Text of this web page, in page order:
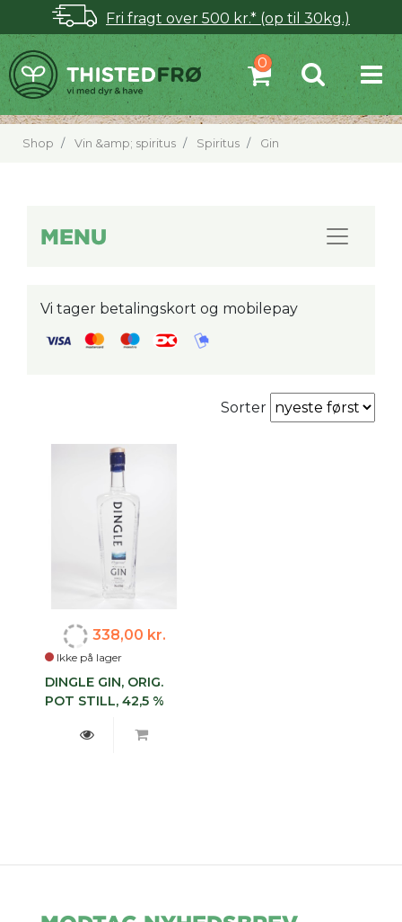
Fri fragt over 500 kr.* (op til 30kg.)
Shop Vin &amp; spiritus Spiritus Gin
MENU
Vi tager betalingskort og mobilepay
Sorter
Ikke på lager
338,00 kr.
DINGLE GIN, ORIG.
POT STILL, 42,5 %